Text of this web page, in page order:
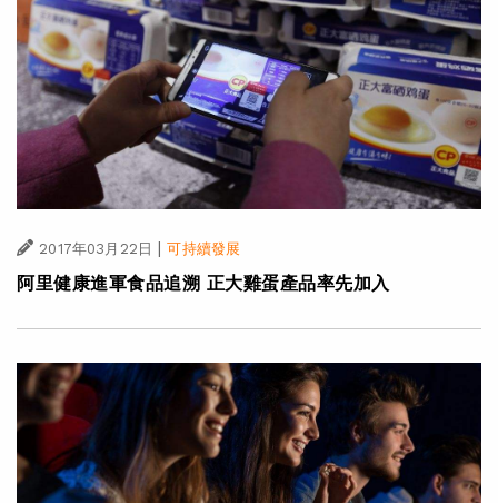
2017年03月22日 | 可持續發展
阿里健康進軍食品追溯 正大雞蛋產品率先加入